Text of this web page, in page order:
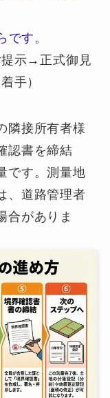
です。
提示→正式御見
手）
隣接所有者様
認書を締結
です。測量地
、道路管理者
合がありま